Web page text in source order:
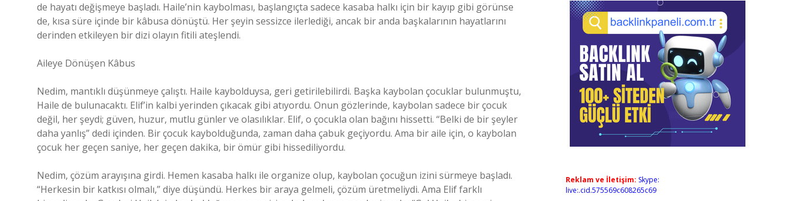
de hayatı değişmeye başladı. Haile’nin kaybolması, başlangıçta sadece kasaba halkı için bir kayıp gibi görünse
de, kısa süre içinde bir kâbusa dönüştü. Her şeyin sessizce ilerlediği, ancak bir anda başkalarının hayatlarını
derinden etkileyen bir dizi olayın fitili ateşlendi.
Aileye Dönüşen Kâbus
Nedim, mantıklı düşünmeye çalıştı. Haile kaybolduysa, geri getirilebilirdi. Başka kaybolan çocuklar bulunmuştu,
Haile de bulunacaktı. Elif’in kalbi yerinden çıkacak gibi atıyordu. Onun gözlerinde, kaybolan sadece bir çocuk
değil, her şeydi; güven, huzur, mutlu günler ve olasılıklar. Elif, o çocukla olan bağını hissetti. “Belki de bir şeyler
daha yanlış” dedi içinden. Bir çocuk kaybolduğunda, zaman daha çabuk geçiyordu. Ama bir aile için, o kaybolan
çocuk her geçen saniye, her geçen dakika, bir ömür gibi hissediliyordu.
Nedim, çözüm arayışına girdi. Hemen kasaba halkı ile organize olup, kaybolan çocuğun izini sürmeye başladı.
“Herkesin bir katkısı olmalı,” diye düşündü. Herkes bir araya gelmeli, çözüm üretmeliydi. Ama Elif farklı
Reklam ve İletişim: Skype:
live:.cid.575569c608265c69